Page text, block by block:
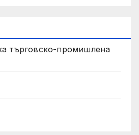
търговско-промишлена